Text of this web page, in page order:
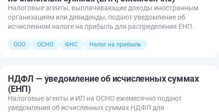
Налоговые агенты, выплачивающие доходы иностранным
организациям или дивиденды, подают уведомление об
исчисленном налоге на прибыль для распределения ЕНП.
ООО ОСНО ФНС Налог на прибыль
НДФЛ — уведомление об исчисленных суммах
(ЕНП)
Налоговые агенты и ИП на ОСНО ежемесячно подают
уведомления об исчисленных суммах НДФЛ для